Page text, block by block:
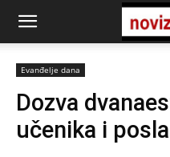
Evanđelje dana
Dozva
učenika i